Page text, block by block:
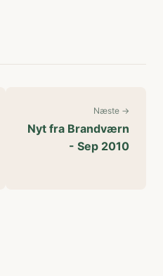
Næste →
Nyt fra Brandværn
- Sep 2010